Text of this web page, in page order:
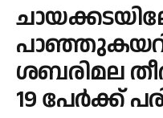
ശബരിമല
19 പേര്‍ക്ക്